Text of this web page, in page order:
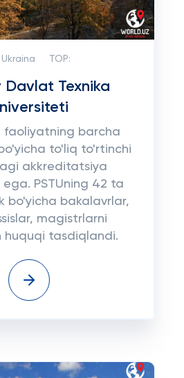
Ukraina TOP:
Davlat Texnika
faoliyatning barcha
to'liq to'rtinchi
akkreditatsiya
PSTUning 42 ta
bo'yicha bakalavrlar,
magistrlarni
huquqi tasdiqlandi.